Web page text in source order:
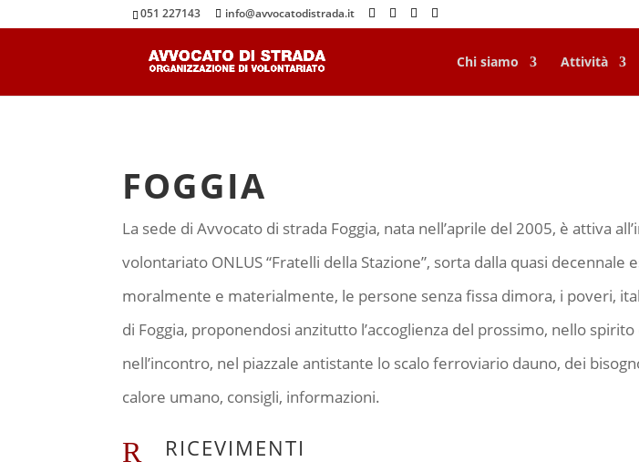
051 227143 info@avvocatodistrada.it
Chi siamo Attività
FOGGIA
La sede di Avvocato di strada Foggia, nata nell’aprile del 2005, è attiva
volontariato ONLUS “Fratelli della Stazione”, sorta dalla quasi
moralmente e materialmente, le persone senza fissa dimora, i poveri,
di Foggia, proponendosi anzitutto l’accoglienza del prossimo, nello
nell’incontro, nel piazzale antistante lo scalo ferroviario dauno, dei
calore umano, consigli, informazioni.
R RICEVIMENTI